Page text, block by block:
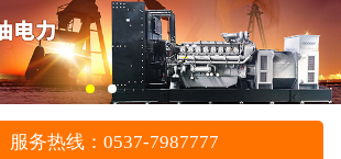
服务热线：0537-7987777